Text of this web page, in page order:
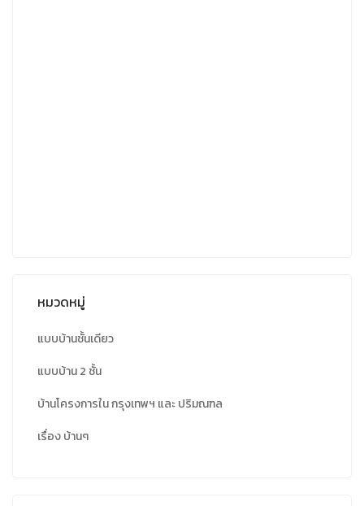
หมวดหมู่
แบบบ้านชั้นเดียว
แบบบ้าน 2 ชั้น
บ้านโครงการใน กรุงเทพฯ และ ปริมณฑล
เรื่อง บ้านๆ